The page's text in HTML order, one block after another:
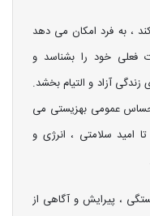
، به فرد امکان می دهد
فعلی خود را بشناسد و
آزاد و التیام بخشد.
عمومی بهزیستی می
امید سلامتی ، انرژی و
، پیرایش و آگاهی از